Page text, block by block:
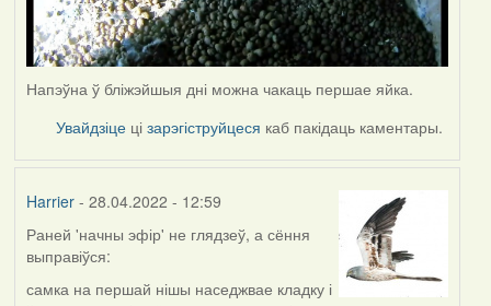
Напэўна ў бліжэйшыя дні можна чакаць першае яйка.
Увайдзіце цізарэгіструйцеся каб пакідаць каментары.
Harrier- 28.04.2022 - 12:59
Раней 'начны эфір' не глядзеў, а сёння
выправіўся:
самка на першай нішы наседжвае кладку і